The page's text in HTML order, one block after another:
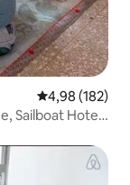
Gemiddelde
4,98 (182)
Sailboat Hotel